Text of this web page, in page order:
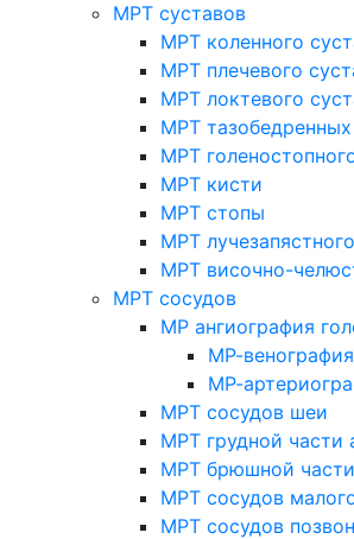
МРТ суставов
МРТ коленного
МРТ плечевого
МРТ локтевого
МРТ
МРТ
МРТ кисти
МРТ стопы
МРТ
МРТ височно-
МРТ сосудов
МР ангиография
МР-венография
МР-
МРТ сосудов шеи
МРТ грудной части
МРТ брюшной
МРТ сосудов
МРТ сосудов